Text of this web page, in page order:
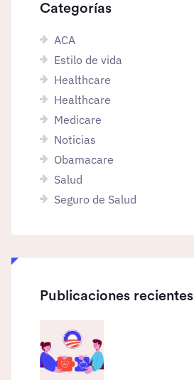
Categorías
ACA
Estilo de vida
Healthcare
Healthcare
Medicare
Noticias
Obamacare
Salud
Seguro de Salud
Publicaciones recientes